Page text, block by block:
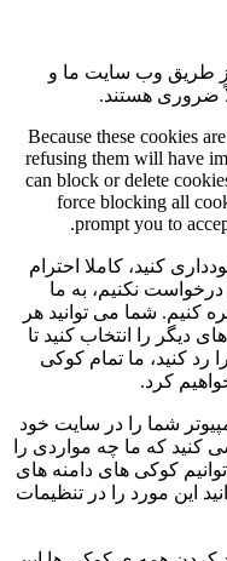
از طریق وب سایت ما و
ضروری هستند.
Because these cookies
refusing them will have
can block or delete
force blocking all
prompt you to
کنید، کاملا احترام
درخواست نکنیم، به ما
کنیم. شما می توانید هر
دیگر را انتخاب کنید تا
رد کنید، ما تمام کوکی
کرد.
شما را در سایت خود
کنید که ما چه مواردی را
کوکی های دامنه های
این مورد را در تنظیمات